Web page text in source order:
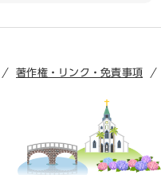
著作権・リンク・免責事項